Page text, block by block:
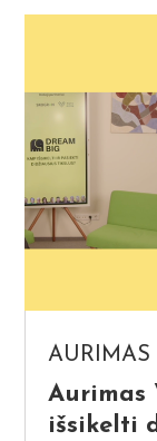
AURIMAS
Aurimas
išsikelti